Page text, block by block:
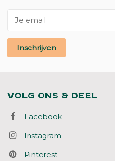
Inschrijven
VOLG ONS & DEEL
Facebook
Instagram
Pinterest